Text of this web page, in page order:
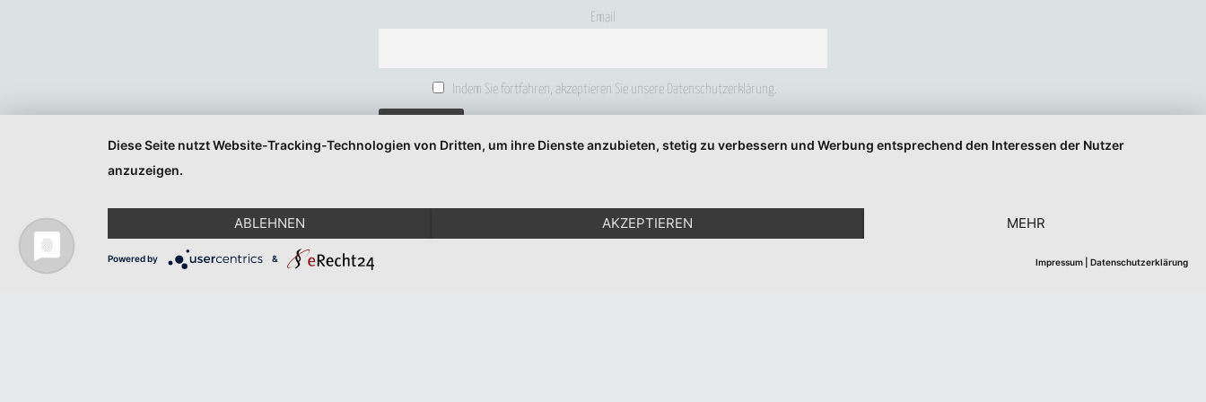
Email
Indem Sie fortfahren, akzeptieren Sie unsere Datenschutzerklärung.
Diese Seite nutzt Website-Tracking-Technologien von Dritten, um ihre Dienste anzubieten, stetig zu verbessern und Werbung entsprechend den Interessen der Nutzer
anzuzeigen.
ABLEHNEN AKZEPTIEREN MEHR
Powered by & Impressum Datenschutzerklärung